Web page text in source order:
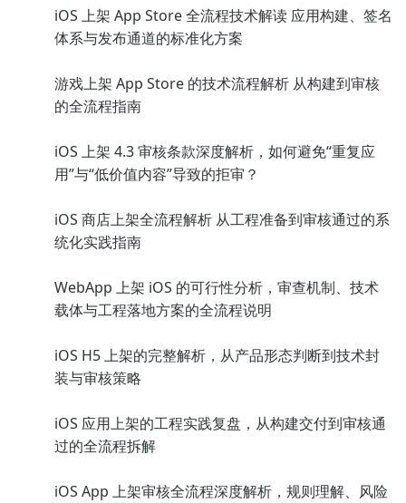
iOS 上架 App Store 全流程技术解读 应用构建、签名
体系与发布通道的标准化方案
游戏上架 App Store 的技术流程解析 从构建到审核
的全流程指南
iOS 上架 4.3 审核条款深度解析，如何避免“重复应
用”与“低价值内容”导致的拒审？
iOS 商店上架全流程解析 从工程准备到审核通过的系
统化实践指南
WebApp 上架 iOS 的可行性分析，审查机制、技术
载体与工程落地方案的全流程说明
iOS H5 上架的完整解析，从产品形态判断到技术封
装与审核策略
iOS 应用上架的工程实践复盘，从构建交付到审核通
过的全流程拆解
iOS App 上架审核全流程深度解析，规则理解、风险